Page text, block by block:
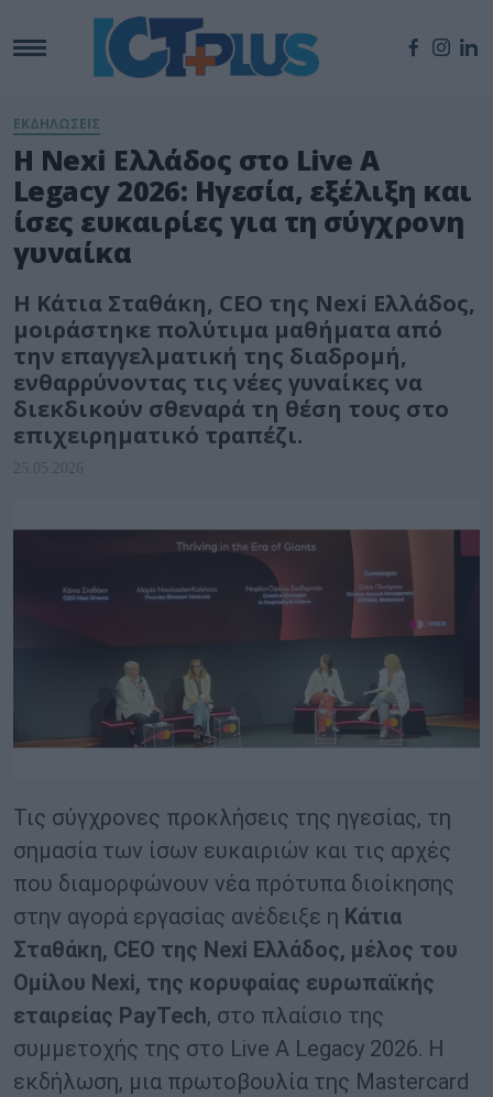
ΕΚΔΗΛΩΣΕΙΣ
Η Nexi Ελλάδος στο Live A
Legacy 2026: Ηγεσία, εξέλιξη και
ίσες ευκαιρίες για τη σύγχρονη
γυναίκα
Η Κάτια Σταθάκη, CEO της Nexi Ελλάδος,
μοιράστηκε πολύτιμα μαθήματα από
την επαγγελματική της διαδρομή,
ενθαρρύνοντας τις νέες γυναίκες να
διεκδικούν σθεναρά τη θέση τους στο
επιχειρηματικό τραπέζι.
25.05.2026
Τις σύγχρονες προκλήσεις της ηγεσίας, τη
σημασία των ίσων ευκαιριών και τις αρχές
που διαμορφώνουν νέα πρότυπα διοίκησης
στην αγορά εργασίας ανέδειξε η Κάτια
Σταθάκη, CEO της Nexi Ελλάδος, μέλος του
Ομίλου Nexi, της κορυφαίας ευρωπαϊκής
εταιρείας PayTech, στο πλαίσιο της
συμμετοχής της στο Live A Legacy 2026. Η
εκδήλωση, μια πρωτοβουλία της Mastercard